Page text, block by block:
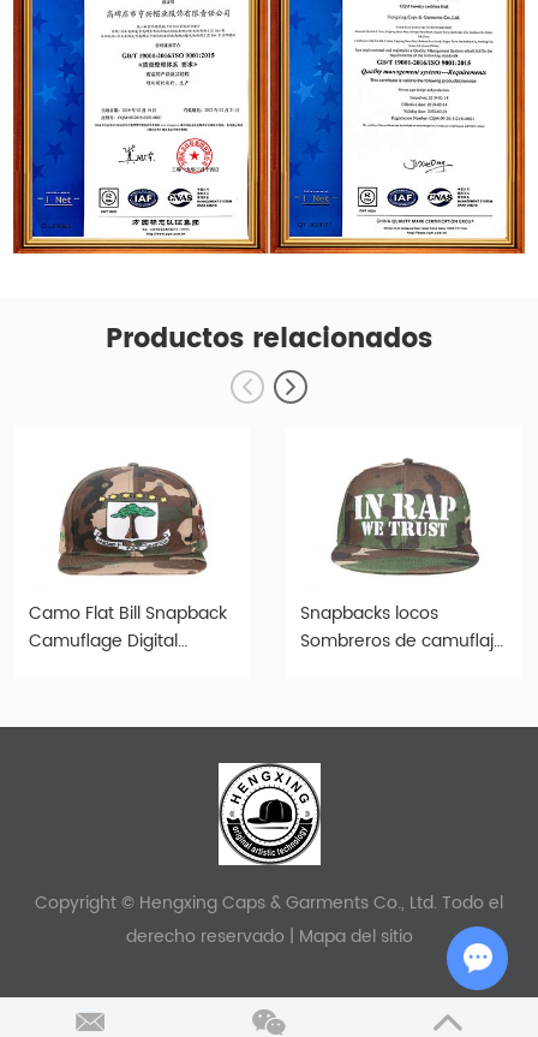
Productos relacionados
Camo Flat Bill Snapback
Camuflage Digital
Snapbacks locos
Sombreros de camuflaje
Copyright © Hengxing Caps & Garments Co., Ltd. Todo el
derecho reservado | Mapa del sitio